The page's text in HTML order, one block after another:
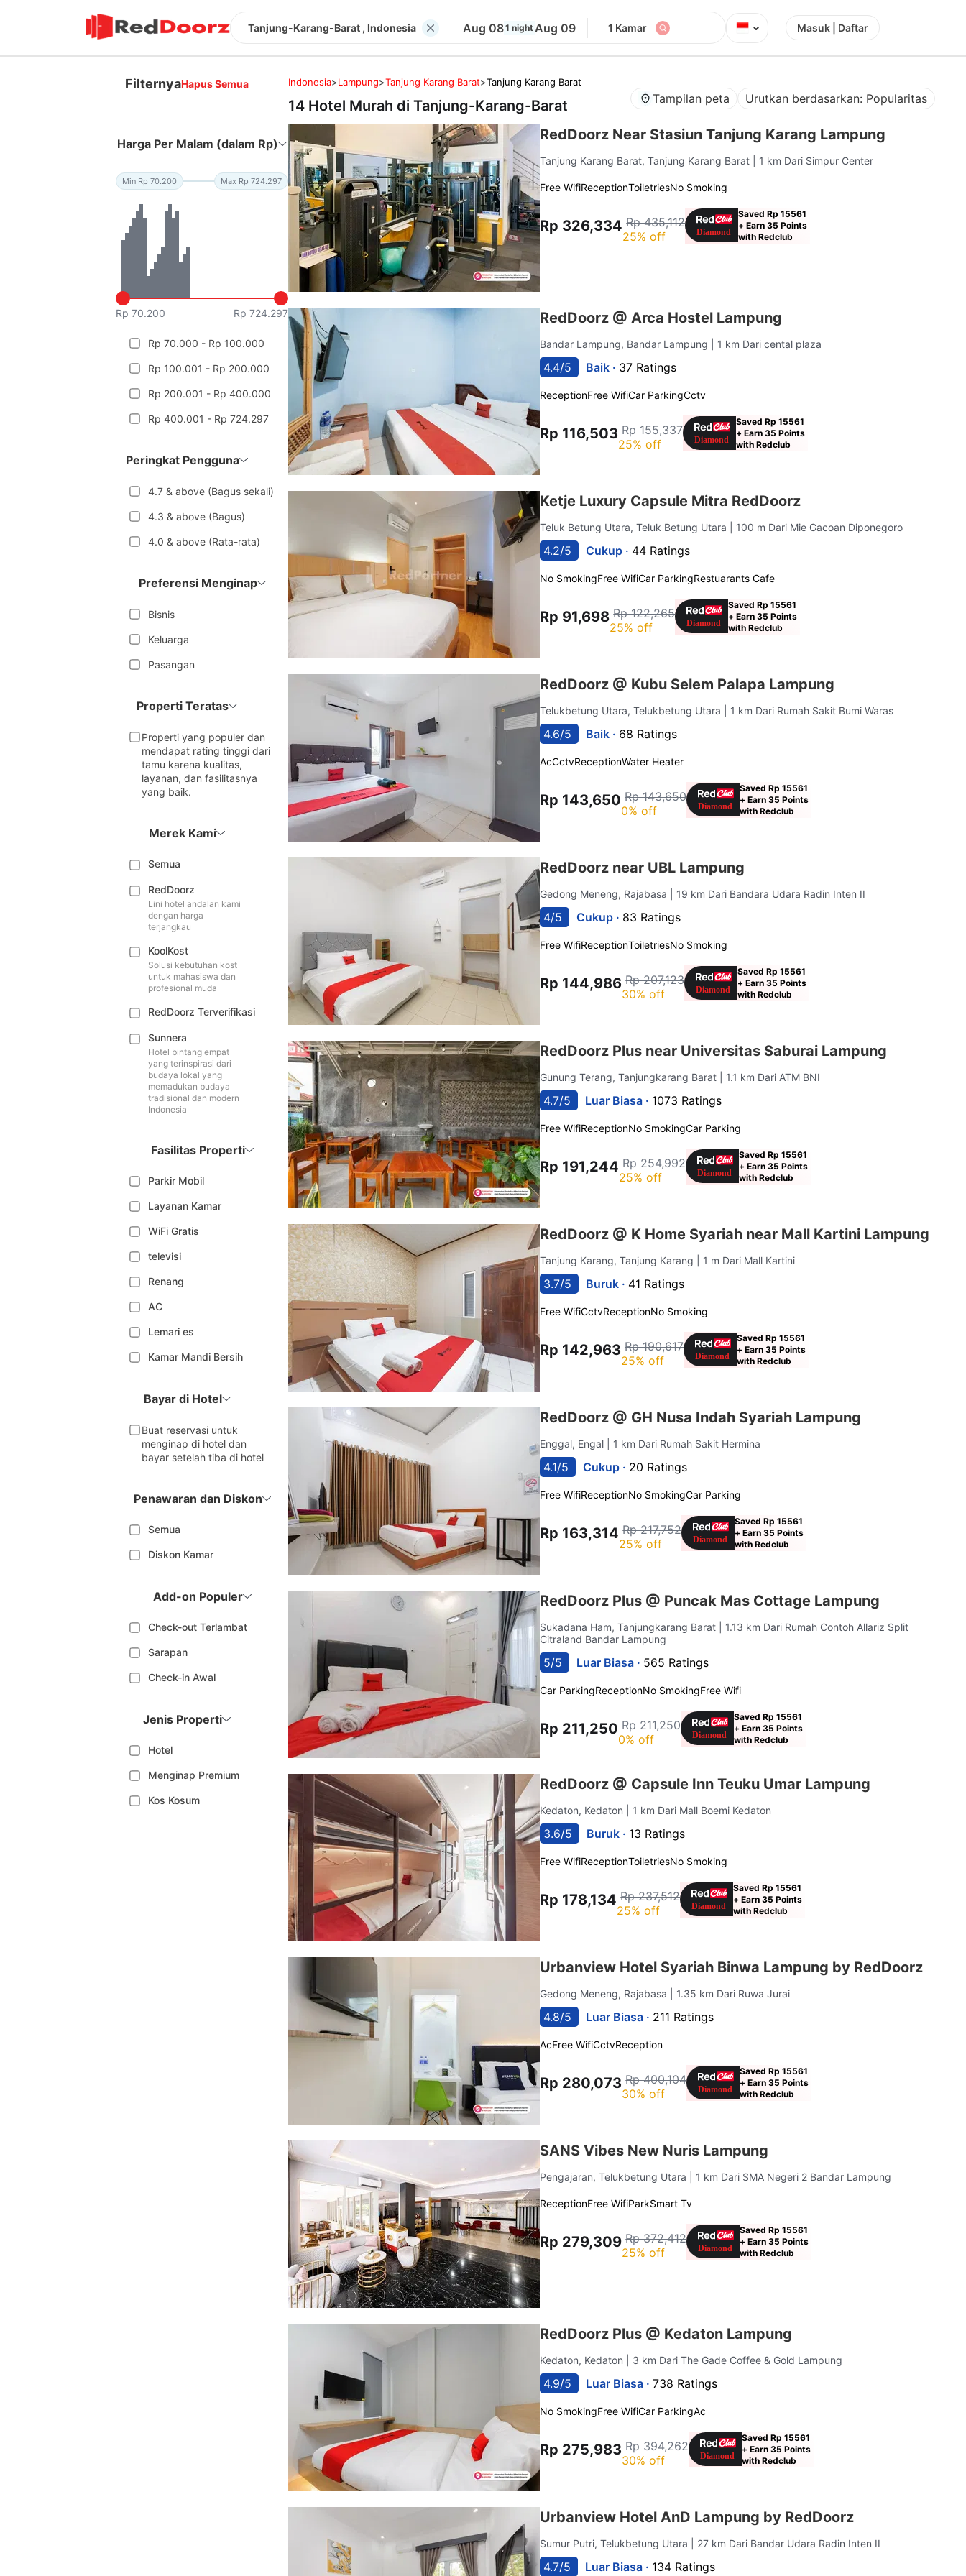
Tanjung-Karang-Barat , Indonesia Aug 081 night Aug 09 1 Kamar ⌄ Masuk | Daftar
FilternyaHapus Semua
Harga Per Malam (dalam Rp)
Min Rp 70.200 Max Rp 724.297
Rp 70.200 Rp 724.297
Rp 70.000 - Rp 100.000
Rp 100.001 - Rp 200.000
Rp 200.001 - Rp 400.000
Rp 400.001 - Rp 724.297
Peringkat Pengguna
4.7 & above (Bagus sekali)
4.3 & above (Bagus)
4.0 & above (Rata-rata)
Preferensi Menginap
Bisnis
Keluarga
Pasangan
Properti Teratas
Properti yang populer dan
mendapat rating tinggi dari
tamu karena kualitas,
layanan, dan fasilitasnya
yang baik.
Merek Kami
Semua
RedDoorz
Lini hotel andalan kami
dengan harga
terjangkau
KoolKost
Solusi kebutuhan kost
untuk mahasiswa dan
profesional muda
RedDoorz Terverifikasi
Sunnera
Hotel bintang empat
yang terinspirasi dari
budaya lokal yang
memadukan budaya
tradisional dan modern
Indonesia
Fasilitas Properti
Parkir Mobil
Layanan Kamar
WiFi Gratis
televisi
Renang
AC
Lemari es
Kamar Mandi Bersih
Bayar di Hotel
Buat reservasi untuk
menginap di hotel dan
bayar setelah tiba di hotel
Penawaran dan Diskon
Semua
Diskon Kamar
Add-on Populer
Check-out Terlambat
Sarapan
Check-in Awal
Jenis Properti
Hotel
Menginap Premium
Kos Kosum
Indonesia>Lampung>Tanjung Karang Barat>Tanjung Karang Barat
14 Hotel Murah diTanjung-Karang-Barat Tampilan peta Urutkan berdasarkan: Popularitas
RedDoorz Near Stasiun Tanjung Karang Lampung
Tanjung Karang Barat, Tanjung Karang Barat | 1 km Dari Simpur Center
Free WifiReceptionToiletriesNo Smoking
Rp 326,334 Rp 435,112
25% off
Saved Rp 15561
+ Earn 35 Points
with Redclub
RedDoorz @ Arca Hostel Lampung
Bandar Lampung, Bandar Lampung | 1 km Dari cental plaza
4.4/5 Baik · 37 Ratings
ReceptionFree WifiCar ParkingCctv
Rp 116,503 Rp 155,337
25% off
Saved Rp 15561
+ Earn 35 Points
with Redclub
Ketje Luxury Capsule Mitra RedDoorz
Teluk Betung Utara, Teluk Betung Utara | 100 m Dari Mie Gacoan Diponegoro
4.2/5 Cukup · 44 Ratings
No SmokingFree WifiCar ParkingRestuarants Cafe
Rp 91,698 Rp 122,265
25% off
Saved Rp 15561
+ Earn 35 Points
with Redclub
RedDoorz @ Kubu Selem Palapa Lampung
Telukbetung Utara, Telukbetung Utara | 1 km Dari Rumah Sakit Bumi Waras
4.6/5 Baik · 68 Ratings
AcCctvReceptionWater Heater
Rp 143,650 Rp 143,650
0% off
Saved Rp 15561
+ Earn 35 Points
with Redclub
RedDoorz near UBL Lampung
Gedong Meneng, Rajabasa | 19 km Dari Bandara Udara Radin Inten II
4/5 Cukup · 83 Ratings
Free WifiReceptionToiletriesNo Smoking
Rp 144,986 Rp 207,123
30% off
Saved Rp 15561
+ Earn 35 Points
with Redclub
RedDoorz Plus near Universitas Saburai Lampung
Gunung Terang, Tanjungkarang Barat | 1.1 km Dari ATM BNI
4.7/5 Luar Biasa · 1073 Ratings
Free WifiReceptionNo SmokingCar Parking
Rp 191,244 Rp 254,992
25% off
Saved Rp 15561
+ Earn 35 Points
with Redclub
RedDoorz @ K Home Syariah near Mall Kartini Lampung
Tanjung Karang, Tanjung Karang | 1 m Dari Mall Kartini
3.7/5 Buruk · 41 Ratings
Free WifiCctvReceptionNo Smoking
Rp 142,963 Rp 190,617
25% off
Saved Rp 15561
+ Earn 35 Points
with Redclub
RedDoorz @ GH Nusa Indah Syariah Lampung
Enggal, Engal | 1 km Dari Rumah Sakit Hermina
4.1/5 Cukup · 20 Ratings
Free WifiReceptionNo SmokingCar Parking
Rp 163,314 Rp 217,752
25% off
Saved Rp 15561
+ Earn 35 Points
with Redclub
RedDoorz Plus @ Puncak Mas Cottage Lampung
Sukadana Ham, Tanjungkarang Barat
| 1.13 km Dari Rumah Contoh Allariz Split
Citraland Bandar Lampung
5/5 Luar Biasa · 565 Ratings
Car ParkingReceptionNo SmokingFree Wifi
Rp 211,250 Rp 211,250
0% off
Saved Rp 15561
+ Earn 35 Points
with Redclub
RedDoorz @ Capsule Inn Teuku Umar Lampung
Kedaton, Kedaton | 1 km Dari Mall Boemi Kedaton
3.6/5 Buruk · 13 Ratings
Free WifiReceptionToiletriesNo Smoking
Rp 178,134 Rp 237,512
25% off
Saved Rp 15561
+ Earn 35 Points
with Redclub
Urbanview Hotel Syariah Binwa Lampung by RedDoorz
Gedong Meneng, Rajabasa | 1.35 km Dari Ruwa Jurai
4.8/5 Luar Biasa · 211 Ratings
AcFree WifiCctvReception
Rp 280,073 Rp 400,104
30% off
Saved Rp 15561
+ Earn 35 Points
with Redclub
SANS Vibes New Nuris Lampung
Pengajaran, Telukbetung Utara | 1 km Dari SMA Negeri 2 Bandar Lampung
ReceptionFree WifiParkSmart Tv
Rp 279,309 Rp 372,412
25% off
Saved Rp 15561
+ Earn 35 Points
with Redclub
RedDoorz Plus @ Kedaton Lampung
Kedaton, Kedaton | 3 km Dari The Gade Coffee & Gold Lampung
4.9/5 Luar Biasa ·738 Ratings
No SmokingFree WifiCar ParkingAc
Rp 275,983 Rp 394,262
30% off
Saved Rp 15561
+ Earn 35 Points
with Redclub
Urbanview Hotel AnD Lampung by RedDoorz
Sumur Putri, Telukbetung Utara | 27 km Dari Bandar Udara Radin Inten II
4.7/5 Luar Biasa · 134 Ratings